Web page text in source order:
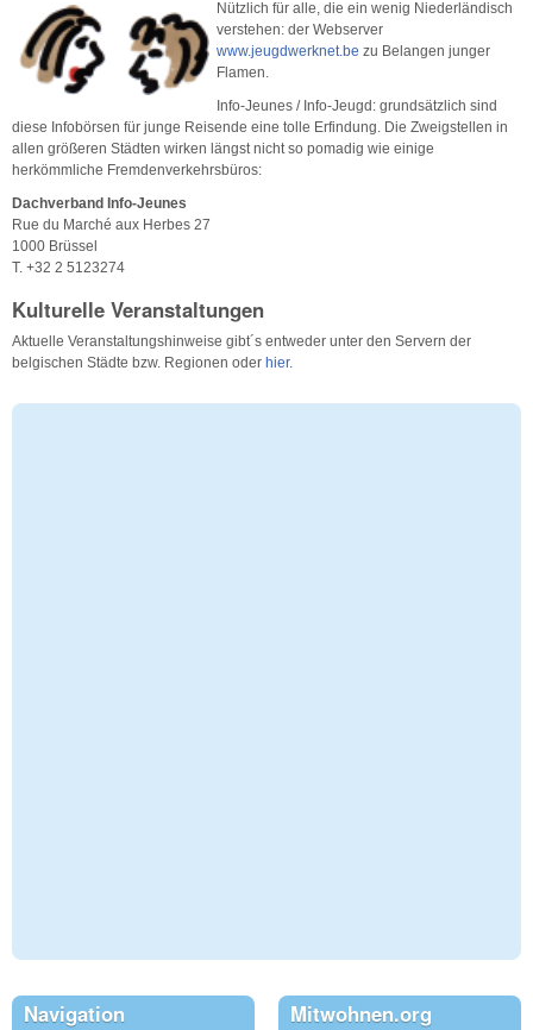
Nützlich für alle, die ein wenig Niederländisch
verstehen: der Webserver
www.jeugdwerknet.be zu Belangen junger
Flamen.
Info-Jeunes / Info-Jeugd: grundsätzlich sind
diese Infobörsen für junge Reisende eine tolle Erfindung. Die Zweigstellen in
allen größeren Städten wirken längst nicht so pomadig wie einige
herkömmliche Fremdenverkehrsbüros:
Dachverband Info-Jeunes
Rue du Marché aux Herbes 27
1000 Brüssel
T. +32 2 5123274
Kulturelle Veranstaltungen
Aktuelle Veranstaltungshinweise gibt´s entweder unter den Servern der
belgischen Städte bzw. Regionen oder hier.
Navigation Mitwohnen.org